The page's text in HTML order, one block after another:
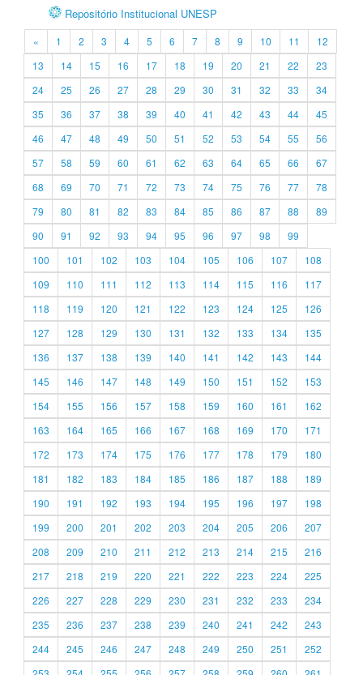
Repositório Institucional UNESP
« 1 2 3 4 5 6 7 8 9 10 11
12
13
14 15 16 17 18 19 20 21 22
23
24
25 26 27 28 29 30 31 32 33
34
35
36 37 38 39 40 41 42 43 44
45
46
47 48 49 50 51 52 53 54 55
56
57
58 59 60 61 62 63 64 65 66
67
68
69 70 71 72 73 74 75 76 77
78
79
80 81 82 83 84 85 86 87 88
89
90
91 92 93 94 95 96 97 98
99
100
101 102 103 104 105 106 107
108
109
110 111 112 113 114 115 116
117
118
119 120 121 122 123 124 125
126
127
128 129 130 131 132 133 134
135
136
137 138 139 140 141 142 143
144
145
146 147 148 149 150 151 152
153
154
155 156 157 158 159 160 161
162
163
164 165 166 167 168 169 170
171
172
173 174 175 176 177 178 179
180
181
182 183 184 185 186 187 188
189
190
191 192 193 194 195 196 197
198
199
200 201 202 203 204 205 206
207
208
209 210 211 212 213 214 215
216
217
218 219 220 221 222 223 224
225
226
227 228 229 230 231 232 233
234
235
236 237 238 239 240 241 242
243
244
245 246 247 248 249 250 251
252